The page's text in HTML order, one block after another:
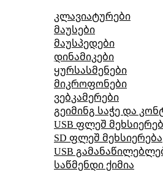
კლავიატურები
მაუსები
მაუსპედები
დინამიკები
ყურსასმენები
მიკროფონები
ვებკამერები
გეიმინგ საჭე და
USB ფლეშ
SD ფლეშ მეხსიერება
USB
საწმენდი ქიმია